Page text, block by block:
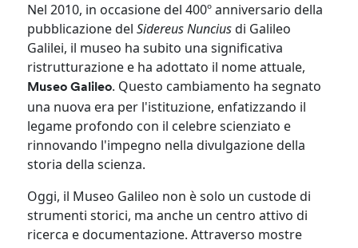
Nel 2010, in occasione del 400º anniversario della
pubblicazione delSidereus Nunciusdi Galileo
Galilei, il museo ha subito una significativa
ristrutturazione e ha adottato il nome attuale,
Museo Galileo. Questo cambiamento ha segnato
una nuova era per l'istituzione, enfatizzando il
legame profondo con il celebre scienziato e
rinnovando l'impegno nella divulgazione della
storia della scienza.
Oggi, il Museo Galileo non è solo un custode di
strumenti storici, ma anche un centro attivo di
ricerca e documentazione. Attraverso mostre